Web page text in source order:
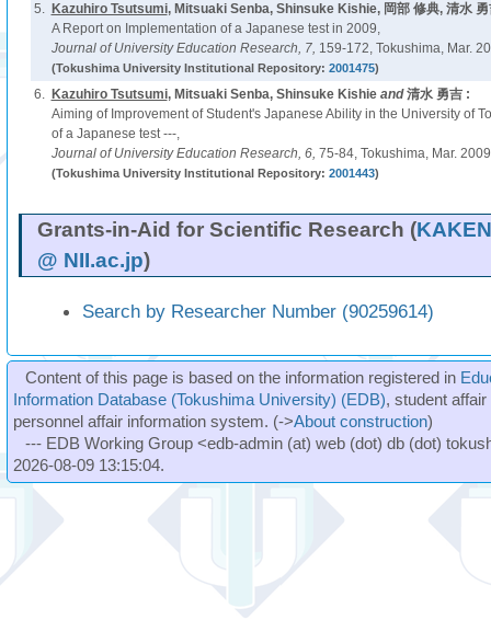
5. Kazuhiro Tsutsumi, Mitsuaki Senba, Shinsuke Kishie, 岡部 修典, 清水 勇
A Report on Implementation of a Japanese test in 2009,
Journal of University Education Research, 7, 159-172, Tokushima, Mar.
(Tokushima University Institutional Repository: 2001475)
6. Kazuhiro Tsutsumi, Mitsuaki Senba, Shinsuke Kishieand清水 勇吉 :
Aiming of Improvement of Student's Japanese Ability in the University of
of a Japanese test ---,
Journal of University Education Research, 6, 75-84, Tokushima, Mar.
(Tokushima University Institutional Repository: 2001443)
Grants-in-Aid for Scientific Research (
@ NII.ac.jp)
Search by Researcher Number (90259614)
Content of this page is based on the information registered in
Information Database (Tokushima University) (EDB), student
personnel affair information system. (->About construction)
--- EDB Working Group <edb-admin (at) web (dot) db (dot)
2026-08-09 13:15:04.